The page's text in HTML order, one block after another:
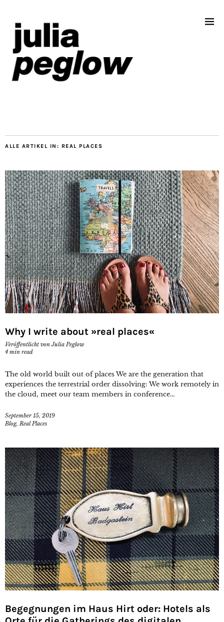
ALLE ARTIKEL IN: REAL PLACES
Why I write about »real places«
Veröffentlicht vonJulia Peglow
4 min read
The old world built out of places We are the generation that
experiences the terrestrial order dissolving: We work remotely in
the cloud, meet our team members in conference...
September 15, 2019
Blog, Real Places
Begegnungen im Haus Hirt oder: Hotels als